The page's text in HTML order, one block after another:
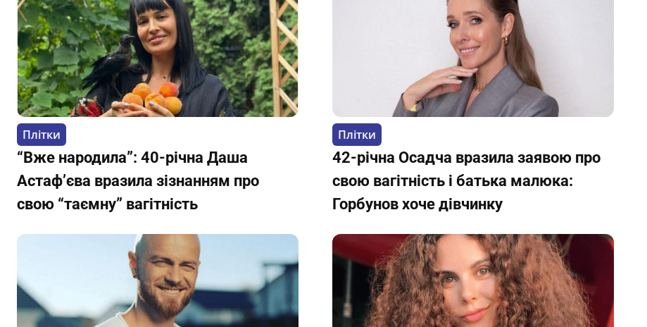
Плітки
“Вже народила”: 40-річна Даша
Астаф’єва вразила зізнанням про
свою “таємну” вагітність
Плітки
42-річна Осадча вразила заявою про
свою вагітність і батька малюка:
Горбунов хоче дівчинку